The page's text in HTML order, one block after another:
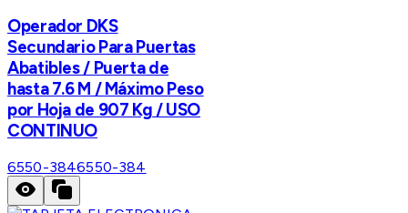
Operador DKS
Secundario Para Puertas
Abatibles / Puerta de
hasta 7.6 M / Máximo Peso
por Hoja de 907 Kg / USO
CONTINUO
6550-3846550-384